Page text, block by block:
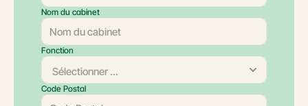
Nom du cabinet
Fonction
Code Postal